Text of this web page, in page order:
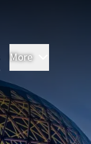
More